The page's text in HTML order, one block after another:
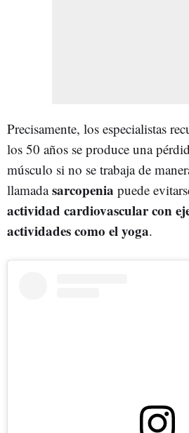
Precisamente, los especialistas
los 50 años se produce una
músculo si no se trabaja de
llamadasarcopenia puede
actividad cardiovascular con
actividades como el yoga.